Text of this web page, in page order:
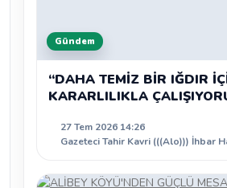
Gündem
“DAHA TEMİZ BİR IĞDIR
KARARLILIKLA
27 Tem 2026 14:26
Gazeteci Tahir Kavri (((Alo))) İhbar